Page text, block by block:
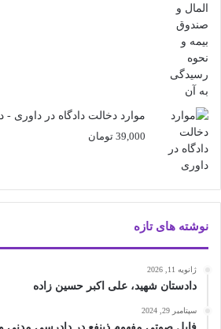
موارد دخالت دادگاه در داوری
39,000 تومان
نوشته های تازه
ژانویه 11, 2026
دادستان شهید، علی اکبر حسین زاده
سپتامبر 29, 2024